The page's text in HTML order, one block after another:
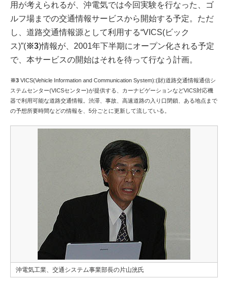
用が考えられるが、沖電気では今回実験を行なった、ゴ
ルフ場までの交通情報サービスから開始する予定。ただ
し、道路交通情報源として利用する“VICS(ビック
ス)”(※3)情報が、2001年下半期にオープン化される予定
で、本サービスの開始はそれを待って行なう計画。
※3 VICS(Vehicle Information and Communication System):(財)道路交通情報通信シ
ステムセンター(VICSセンター)が提供する、カーナビゲーションなどVICS対応機
器で利用可能な道路交通情報。渋滞、事故、高速道路の入り口閉鎖、ある地点まで
の予想所要時間などの情報を、5分ごとに更新して流している。
沖電気工業、交通システム事業部長の片山洸氏